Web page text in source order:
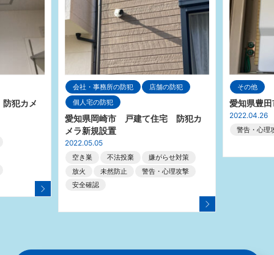
犯カメ
会社・事務所の防犯
店舗の防犯
個人宅の防犯
愛知県岡崎市 戸建て住宅 防犯カ
メラ新規設置
2022.05.05
空き巣 不法投棄
嫌がらせ対策
放火
未然防止
警告・心理攻撃
安全確認
その他
愛知県豊
2022.04.26
警告・心理